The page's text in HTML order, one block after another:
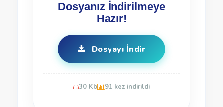
Dosyanız İndirilmeye
Hazır!
Dosyayı İndir
30 Kb 91 kez indirildi